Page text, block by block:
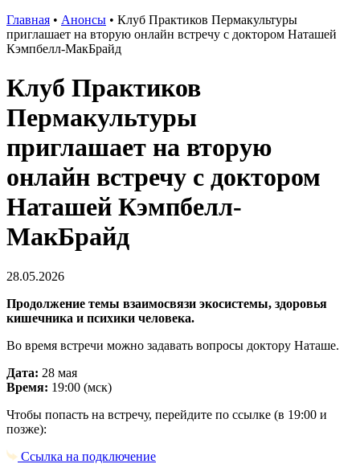
Главная • Анонсы • Клуб Практиков Пермакультуры
приглашает на вторую онлайн встречу с доктором Наташей
Кэмпбелл-МакБрайд
Клуб Практиков
Пермакультуры
приглашает на вторую
онлайн встречу с доктором
Наташей Кэмпбелл-
МакБрайд
28.05.2026
Продолжение темы взаимосвязи экосистемы, здоровья
кишечника и психики человека.
Во время встречи можно задавать вопросы доктору Наташе.
Дата: 28 мая
Время: 19:00 (мск)
Чтобы попасть на встречу, перейдите по ссылке (в 19:00 и
позже):
Ссылка на подключение